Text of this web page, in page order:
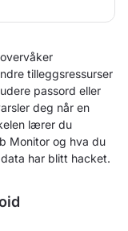
tilleggsressurser
passord eller
deg når en
lærer du
Monitor og hva du
har blitt hacket.